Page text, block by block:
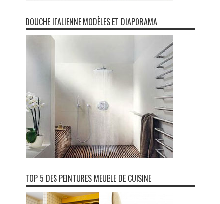
DOUCHE ITALIENNE MODÈLES ET DIAPORAMA
TOP 5 DES PEINTURES MEUBLE DE CUISINE